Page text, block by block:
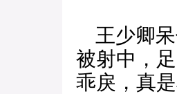
王少卿呆
被射中，
乖戾，真